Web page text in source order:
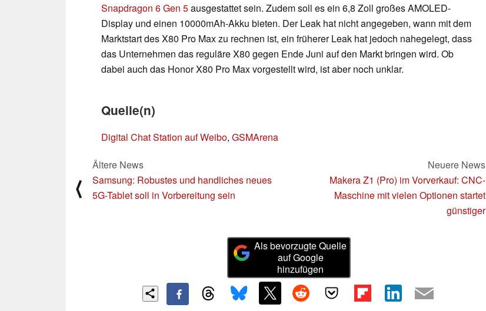
Snapdragon 6 Gen 5ausgestattet sein. Zudem soll es ein 6,8 Zoll großes AMOLED-
Display und einen 10000mAh-Akku bieten. Der Leak hat nicht angegeben, wann mit dem
Marktstart des X80 Pro Max zu rechnen ist, ein früherer Leak hat jedoch nahegelegt, dass
das Unternehmen das reguläre X80 gegen Ende Juni auf den Markt bringen wird. Ob
dabei auch das Honor X80 Pro Max vorgestellt wird, ist aber noch unklar.
Quelle(n)
Digital Chat Station auf Weibo, GSMArena
⟨
Ältere News
Samsung: Robustes und handliches neues
5G-Tablet soll in Vorbereitung sein
Neuere News
Makera Z1 (Pro) im Vorverkauf: CNC-
Maschine mit vielen Optionen startet
günstiger
Als bevorzugte Quelle
auf Google
hinzufügen